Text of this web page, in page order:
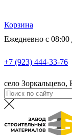
Корзина
Ежедневно с 08:00
+7 (923) 444-33-76
село